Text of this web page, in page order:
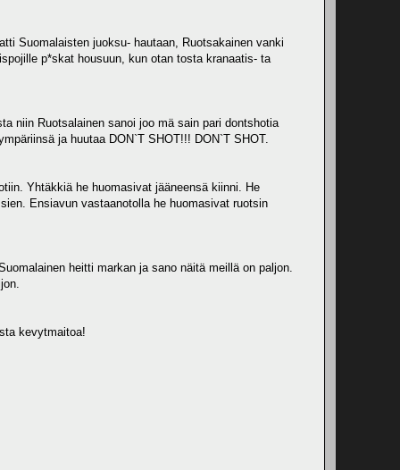
Suomalaisten juoksu- hautaan, Ruotsakainen vanki
p*skat housuun, kun otan tosta kranaatis- ta
niin Ruotsalainen sanoi joo mä sain pari dontshotia
ja huutaa DON`T SHOT!!! DON`T SHOT.
Yhtäkkiä he huomasivat jääneensä kiinni. He
Ensiavun vastaanotolla he huomasivat ruotsin
heitti markan ja sano näitä meillä on paljon.
kevytmaitoa!